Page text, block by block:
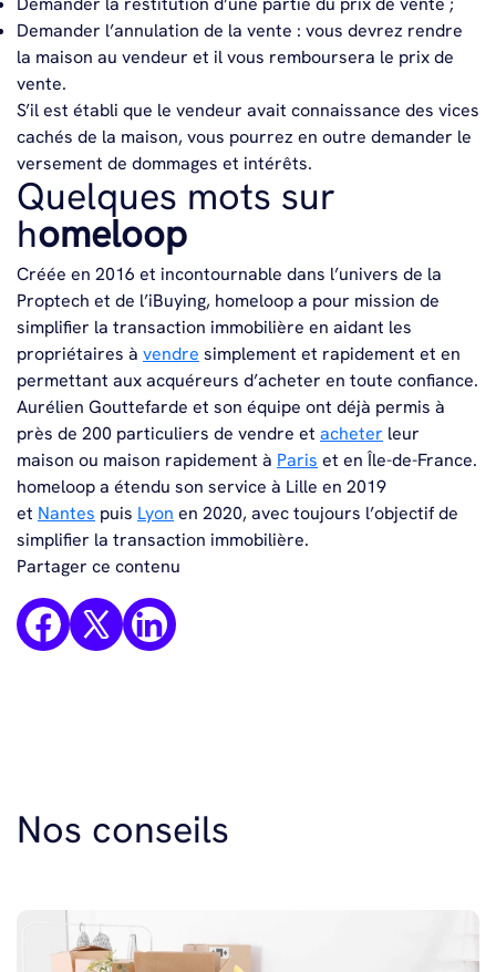
Demander l’annulation de la vente : vous devrez rendre
la maison au vendeur et il vous remboursera le prix de
vente.
S’il est établi que le vendeur avait connaissance des vices
cachés de la maison, vous pourrez en outre demander le
versement de dommages et intérêts.
Quelques mots sur
homeloop
Créée en 2016 et incontournable dans l’univers de la
Proptech et de l’iBuying, homeloop a pour mission de
simplifier la transaction immobilière en aidant les
propriétaires à vendre simplement et rapidement et en
permettant aux acquéreurs d’acheter en toute confiance.
Aurélien Gouttefarde et son équipe ont déjà permis à
près de 200 particuliers de vendre et acheter leur
maison ou maison rapidement à Paris et en Île-de-France.
homeloop a étendu son service à Lille en 2019
et Nantes puis Lyon en 2020, avec toujours l’objectif de
simplifier la transaction immobilière.
Partager ce contenu
Nos conseils